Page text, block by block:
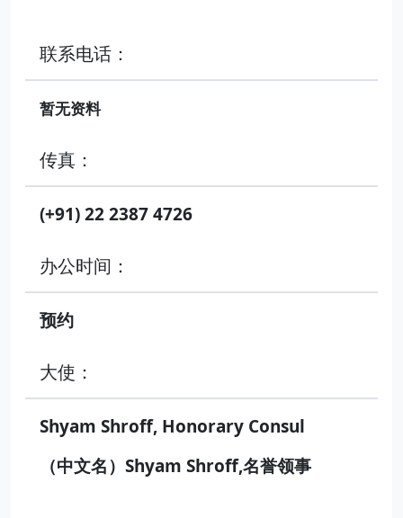
联系电话：
暂无资料
传真：
(+91) 22 2387 4726
办公时间：
预约
大使：
Shyam Shroff, Honorary Consul
（中文名）Shyam Shroff,名誉领事